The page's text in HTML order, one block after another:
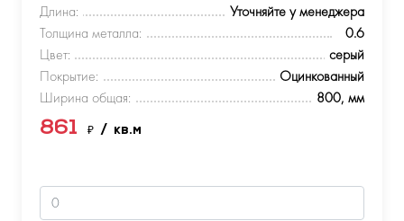
Длина:
Уточняйте у менеджера
Толщина металла:
0.6
Цвет:
серый
Покрытие:
Оцинкованный
Ширина общая:
800, мм
861 ₽ / кв.м